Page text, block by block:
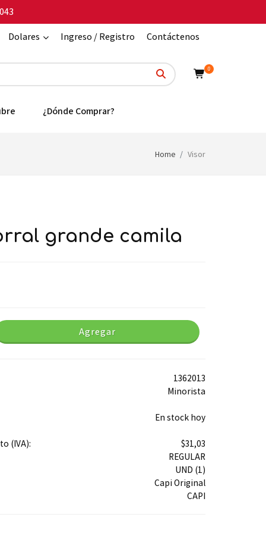
Dolares
Ingreso / Registro Contáctenos
0
¿Dónde Comprar?
Home Visor
grande camila
Agregar
1362013
Minorista
En stock hoy
(IVA):
$31,03
REGULAR
UND (1)
Capi Original
CAPI